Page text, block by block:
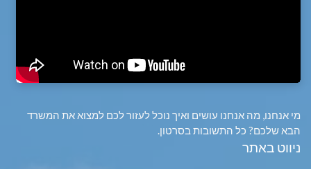
מי אנחנו, מה אנחנו עושים ואיך נוכל לעזור לכם למצוא את המשרד
הבא שלכם? כל התשובות בסרטון.
ניווט באתר